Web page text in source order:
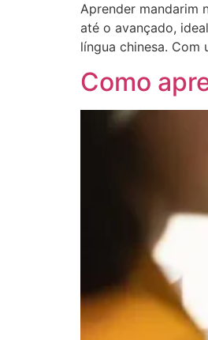
Aprender mandarim
até o avançado,
língua chinesa.
Como